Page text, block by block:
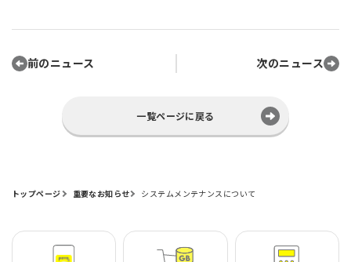
前のニュース 次のニュース
一覧ページに戻る
トップページ 重要なお知らせ システムメンテナンスについて